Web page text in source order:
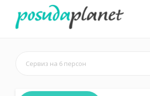
Сервиз на 6 персон